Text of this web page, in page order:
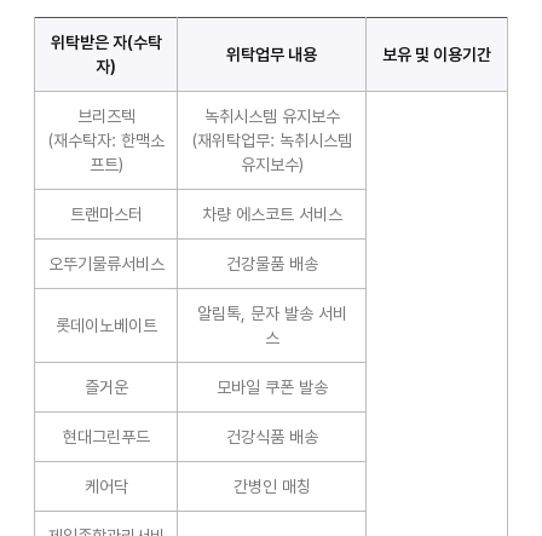
위탁받은 자(수탁
자)
위탁업무 내용 보유 및 이용기간
브리즈텍
(재수탁자: 한맥소
프트)
녹취시스템 유지보수
(재위탁업무: 녹취시스템
유지보수)
트랜마스터 차량 에스코트 서비스
오뚜기물류서비스 건강물품 배송
롯데이노베이트
알림톡, 문자 발송 서비
스
즐거운 모바일 쿠폰 발송
현대그린푸드 건강식품 배송
케어닥 간병인 매칭